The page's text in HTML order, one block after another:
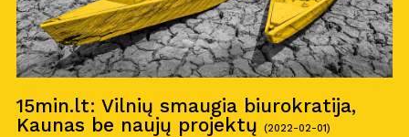
15min.lt: Vilnių smaugia biurokratija,
Kaunas be naujų projektų
(2022-02-01)